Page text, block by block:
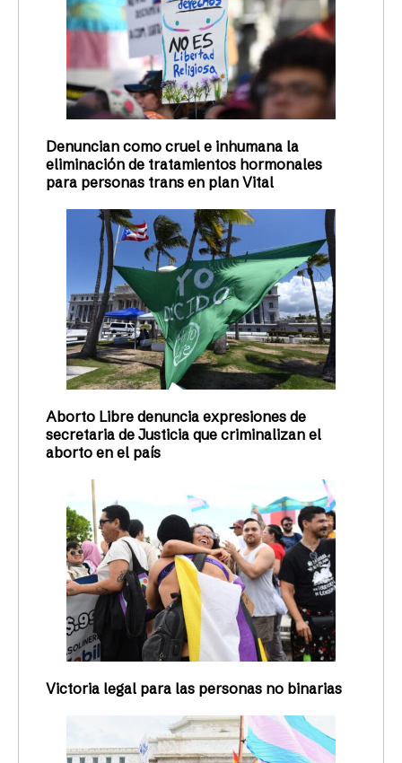
Denuncian como cruel e inhumana la
eliminación de tratamientos hormonales
para personas trans en plan Vital
Aborto Libre denuncia expresiones de
secretaria de Justicia que criminalizan el
aborto en el país
Victoria legal para las personas no binarias